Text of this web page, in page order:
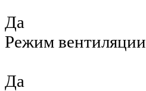
Да
Режим вентиляции
Да